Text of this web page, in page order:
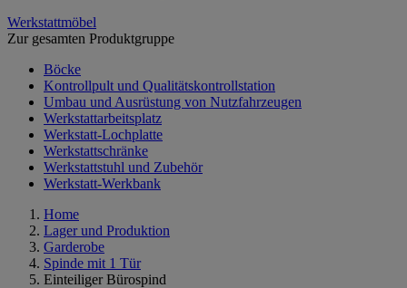
Werkstattmöbel
Zur gesamten Produktgruppe
Böcke
Kontrollpult und Qualitätskontrollstation
Umbau und Ausrüstung von Nutzfahrzeugen
Werkstattarbeitsplatz
Werkstatt-Lochplatte
Werkstattschränke
Werkstattstuhl und Zubehör
Werkstatt-Werkbank
Home
Lager und Produktion
Garderobe
Spinde mit 1 Tür
Einteiliger Bürospind